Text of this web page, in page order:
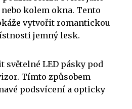
kolem okna. Tento
vytvořit romantickou
jemný lesk.
světelné LED pásky pod
Tímto způsobem
podsvícení a opticky